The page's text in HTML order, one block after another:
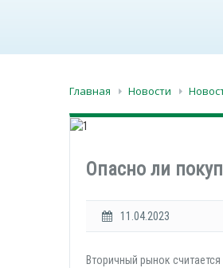
Главная Новости
Опасно ли
11.04.2023
Вторичный рынок